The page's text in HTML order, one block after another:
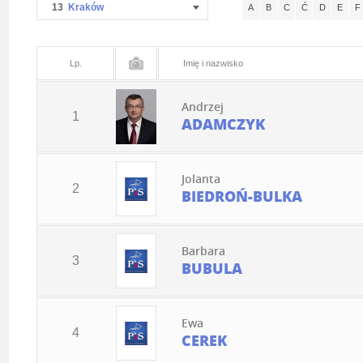
13 Kraków A B C Ć D E F
Lp. Imię i nazwisko
1
Andrzej
ADAMCZYK
2
Jolanta
BIEDROŃ-BULKA
3
Barbara
BUBULA
4
Ewa
CEREK